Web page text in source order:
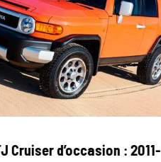
Cruiser d’occasion : 2011-